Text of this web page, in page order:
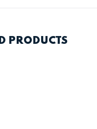
PRODUCTS